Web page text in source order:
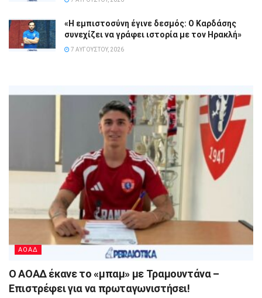
«Η εμπιστοσύνη έγινε δεσμός: Ο Καρδάσης
συνεχίζει να γράφει ιστορία με τον Ηρακλή»
7 ΑΥΓΟΎΣΤΟΥ, 2026
ΑΟΑΔ
Ο ΑΟΑΔ έκανε το «μπαμ» με Τραμουντάνα –
Επιστρέφει για να πρωταγωνιστήσει!